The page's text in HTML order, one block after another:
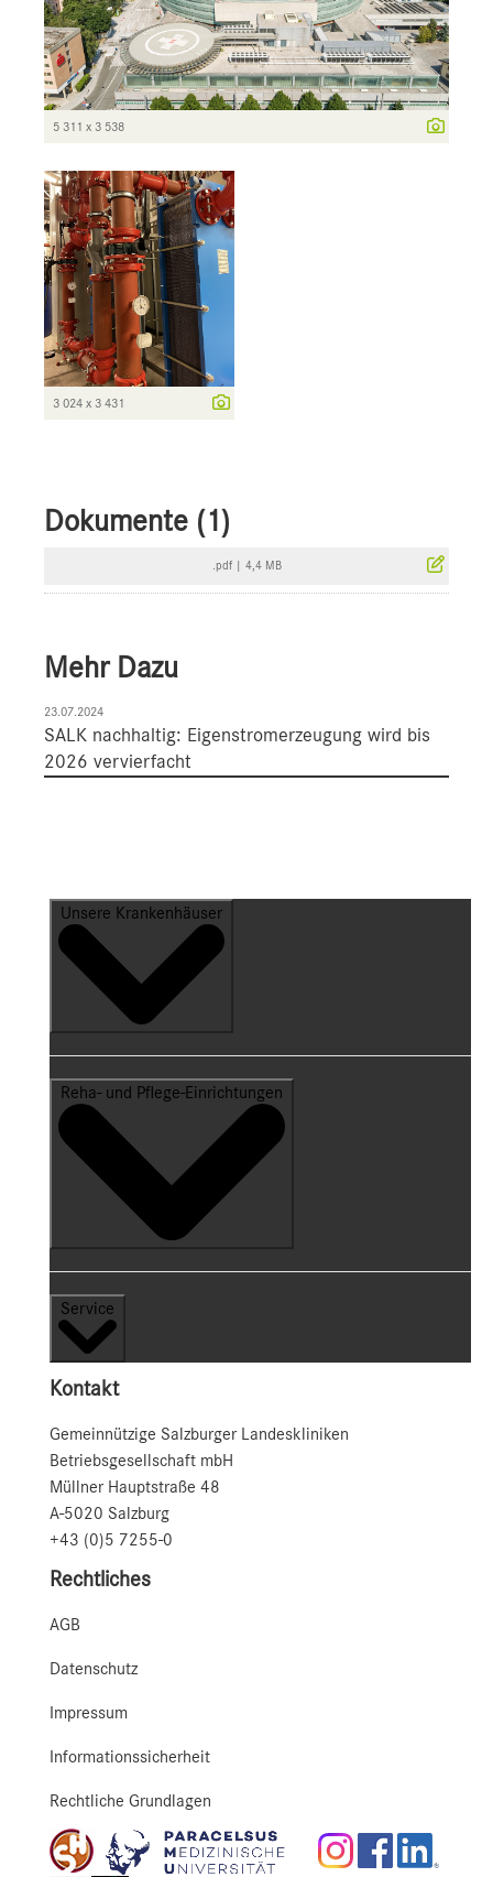
5 311 x 3 538
3 024 x 3 431
Dokumente (1)
.pdf| 4,4 MB
Mehr Dazu
23.07.2024
SALK nachhaltig: Eigenstromerzeugung wird bis
2026 vervierfacht
Unsere Krankenhäuser
Reha- und Pflege-Einrichtungen
Service
Kontakt
Gemeinnützige Salzburger Landeskliniken
Betriebsgesellschaft mbH
Müllner Hauptstraße 48
A-5020 Salzburg
+43 (0)5 7255-0
Rechtliches
AGB
Datenschutz
Impressum
Informationssicherheit
Rechtliche Grundlagen